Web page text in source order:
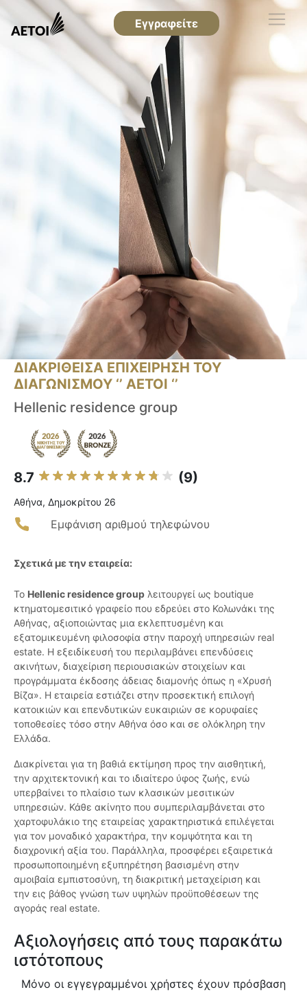
Εγγραφείτε
ΔΙΑΚΡΙΘΕΙΣΑ ΕΠΙΧΕΙΡΗΣΗ ΤΟΥ
ΔΙΑΓΩΝΙΣΜΟΥ ‘’ ΑΕΤΟΙ ‘’
Hellenic residence group
8.7 (9)
Αθήνα, Δημοκρίτου 26
Εμφάνιση αριθμού τηλεφώνου
Σχετικά με την εταιρεία:
Το Hellenic residence group λειτουργεί ως boutique
κτηματομεσιτικό γραφείο που εδρεύει στο Κολωνάκι της
Αθήνας, αξιοποιώντας μια εκλεπτυσμένη και
εξατομικευμένη φιλοσοφία στην παροχή υπηρεσιών real
estate. Η εξειδίκευσή του περιλαμβάνει επενδύσεις
ακινήτων, διαχείριση περιουσιακών στοιχείων και
προγράμματα έκδοσης άδειας διαμονής όπως η «Χρυσή
Βίζα». Η εταιρεία εστιάζει στην προσεκτική επιλογή
κατοικιών και επενδυτικών ευκαιριών σε κορυφαίες
τοποθεσίες τόσο στην Αθήνα όσο και σε ολόκληρη την
Ελλάδα.
Διακρίνεται για τη βαθιά εκτίμηση προς την αισθητική,
την αρχιτεκτονική και το ιδιαίτερο ύφος ζωής, ενώ
υπερβαίνει το πλαίσιο των κλασικών μεσιτικών
υπηρεσιών. Κάθε ακίνητο που συμπεριλαμβάνεται στο
χαρτοφυλάκιο της εταιρείας χαρακτηριστικά επιλέγεται
για τον μοναδικό χαρακτήρα, την κομψότητα και τη
διαχρονική αξία του. Παράλληλα, προσφέρει εξαιρετικά
προσωποποιημένη εξυπηρέτηση βασισμένη στην
αμοιβαία εμπιστοσύνη, τη διακριτική μεταχείριση και
την εις βάθος γνώση των υψηλών προϋποθέσεων της
αγοράς real estate.
Αξιολογήσεις από τους παρακάτω
ιστότοπους
Μόνο οι εγγεγραμμένοι χρήστες έχουν πρόσβαση